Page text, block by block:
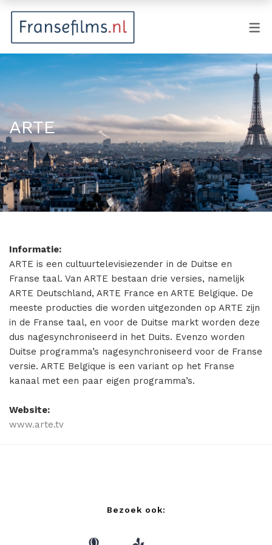
Animatie
Documentaire
Drama
Fantasy
Horror
Kostuumdrama
Misdaad
Musical
Oorlogsfilm
Romantische komedie
Thriller
ARTE
Informatie:
ARTE is een cultuurtelevisiezender in de Duitse en
Franse taal. Van ARTE bestaan drie versies, namelijk
ARTE Deutschland, ARTE France en ARTE Belgique. De
meeste producties die worden uitgezonden op ARTE zijn
in de Franse taal, en voor de Duitse markt worden deze
dus nagesynchroniseerd in het Duits. Evenzo worden
Duitse programma’s nagesynchroniseerd voor de Franse
versie. ARTE Belgique is een variant op het Franse
kanaal met een paar eigen programma’s.
Website:
www.arte.tv
Bezoek ook: